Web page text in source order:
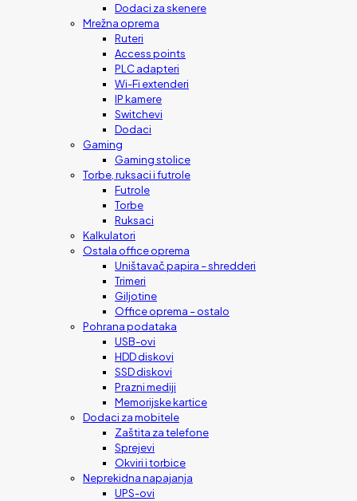
Dodaci za skenere
Mrežna oprema
Ruteri
Access points
PLC adapteri
Wi-Fi extenderi
IP kamere
Switchevi
Dodaci
Gaming
Gaming stolice
Torbe, ruksaci i futrole
Futrole
Torbe
Ruksaci
Kalkulatori
Ostala office oprema
Uništavač papira – shredderi
Trimeri
Giljotine
Office oprema – ostalo
Pohrana podataka
USB-ovi
HDD diskovi
SSD diskovi
Prazni mediji
Memorijske kartice
Dodaci za mobitele
Zaštita za telefone
Sprejevi
Okviri i torbice
Neprekidna napajanja
UPS-ovi